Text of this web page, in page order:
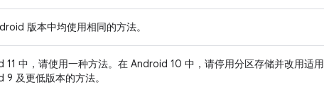
版本中均使用相同的方法。
11 中，请使用一种方法。在 Android 10 中，请停用分区存储并改用适用
9 及更低版本的方法。